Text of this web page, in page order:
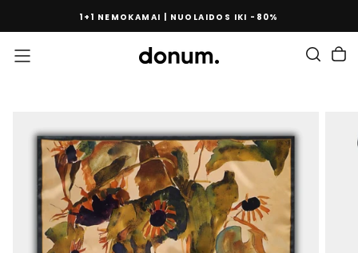
TURINIO
1+1 NEMOKAMAI | NUOLAIDOS IKI -80%